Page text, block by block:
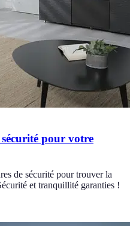
pour votre
de sécurité pour trouver la
et tranquillité garanties !